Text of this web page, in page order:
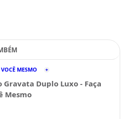
MESMO
Gravata Duplo Luxo - Faça
Mesmo